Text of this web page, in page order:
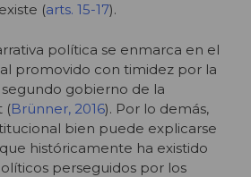
(arts. 15-17).
política se enmarca en el
promovido con timidez por la
gobierno de la
(Brünner, 2016). Por lo demás,
bien puede explicarse
históricamente ha existido
perseguidos por los